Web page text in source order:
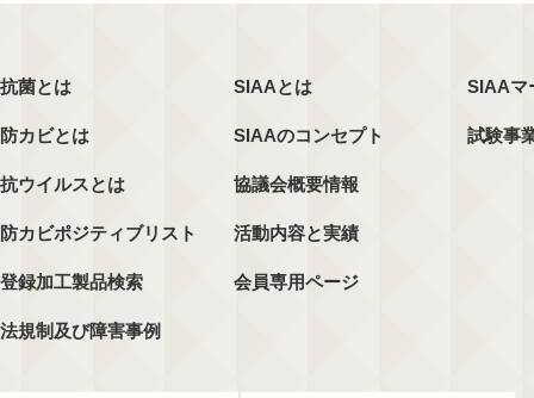
抗菌とは
防カビとは
抗ウイルスとは
防カビポジティブリスト
登録加工製品検索
法規制及び障害事例
SIAAとは
SIAAのコンセプト
協議会概要情報
活動内容と実績
会員専用ページ
SIAAマ
試験事